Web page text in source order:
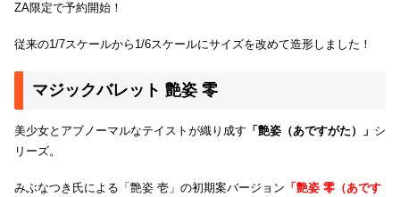
ZA限定で予約開始！
従来の1/7スケールから1/6スケールにサイズを改めて造形しました！
マジックバレット 艶姿 零
美少女とアブノーマルなテイストが織り成す 「艶姿（あですがた）」 シ
リーズ。
みぶなつき氏による「艶姿 壱」の初期案バージョン 「艶姿 零（あです